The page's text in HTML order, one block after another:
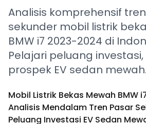
Analisis komprehensif
sekunder mobil listrik
BMW i7 2023-2024 di
Pelajari peluang
prospek EV sedan mewah.
Mobil Listrik Bekas Mewah BMW
Analisis Mendalam Tren Pasar
Peluang Investasi EV Sedan